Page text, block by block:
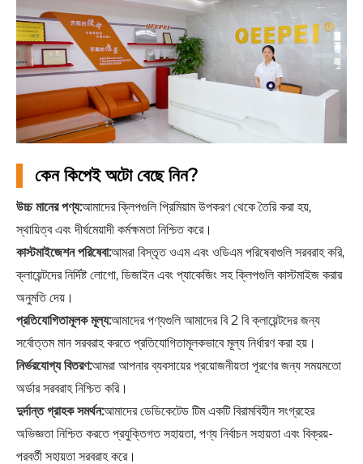
কেন কিপেই অটো বেছে নিন?
উচ্চ মানের পণ্য:আমাদের ক্লিপগুলি প্রিমিয়াম উপকরণ থেকে তৈরি করা হয়,
স্থায়িত্ব এবং দীর্ঘমেয়াদী কর্মক্ষমতা নিশ্চিত করে।
কাস্টমাইজেশন পরিষেবা:আমরা বিস্তৃত ওএম এবং ওডিএম পরিষেবাগুলি সরবরাহ করি,
ক্লায়েন্টদের নির্দিষ্ট লোগো, ডিজাইন এবং প্যাকেজিং সহ ক্লিপগুলি কাস্টমাইজ করার
অনুমতি দেয়।
প্রতিযোগিতামূলক মূল্য:আমাদের পণ্যগুলি আমাদের বি 2 বি ক্লায়েন্টদের জন্য
সর্বোত্তম মান সরবরাহ করতে প্রতিযোগিতামূলকভাবে মূল্য নির্ধারণ করা হয়।
নির্ভরযোগ্য বিতরণ:আমরা আপনার ব্যবসায়ের প্রয়োজনীয়তা পূরণের জন্য সময়মতো
অর্ডার সরবরাহ নিশ্চিত করি।
দুর্দান্ত গ্রাহক সমর্থন:আমাদের ডেডিকেটেড টিম একটি বিরামবিহীন সংগ্রহের
অভিজ্ঞতা নিশ্চিত করতে প্রযুক্তিগত সহায়তা, পণ্য নির্বাচন সহায়তা এবং বিক্রয়-
পরবর্তী সহায়তা সরবরাহ করে।